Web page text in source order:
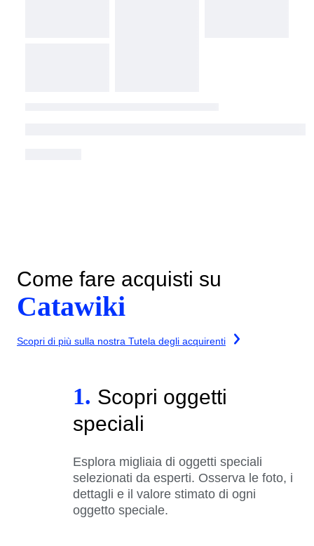
Come fare acquisti su
Catawiki
Scopri di più sulla nostra Tutela degli acquirenti
1. Scopri oggetti
speciali
Esplora migliaia di oggetti speciali
selezionati da esperti. Osserva le foto, i
dettagli e il valore stimato di ogni
oggetto speciale.